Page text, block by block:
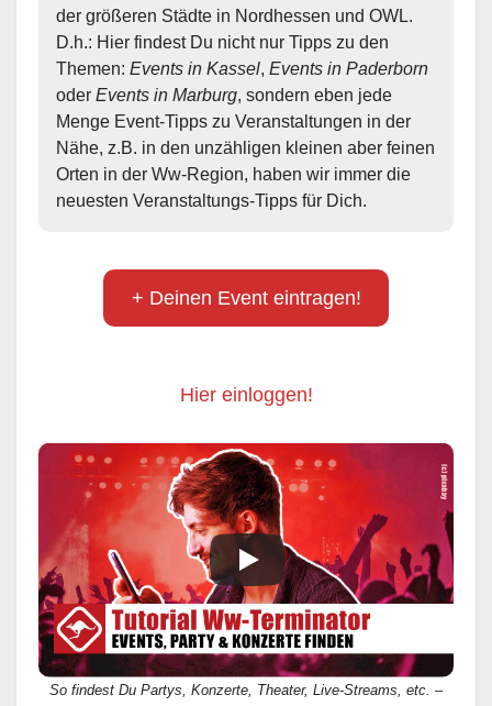
der größeren Städte in Nordhessen und OWL.
D.h.: Hier findest Du nicht nur Tipps zu den
Themen: Events in Kassel, Events in Paderborn
oder Events in Marburg, sondern eben jede
Menge Event-Tipps zu Veranstaltungen in der
Nähe, z.B. in den unzähligen kleinen aber feinen
Orten in der Ww-Region, haben wir immer die
neuesten Veranstaltungs-Tipps für Dich.
+ Deinen Event eintragen!
Hier einloggen!
So findest Du Partys, Konzerte, Theater, Live-Streams, etc. –